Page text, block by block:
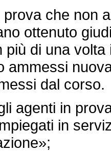
che non
ottenuto
più di una
ammessi
dal corso.
agenti in
in